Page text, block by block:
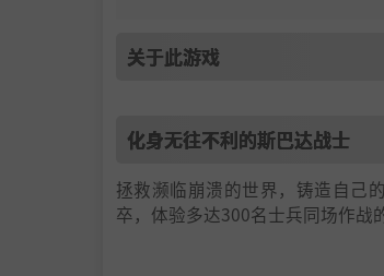
关于此游戏
化身无往不利的斯巴达战士
拯救濒临崩溃的世界，铸造自己
卒，体验多达300名士兵同场作战